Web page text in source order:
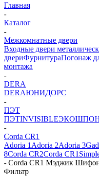
Главная
-
Каталог
-
Межкомнатные двери
Входные двери
двериФурнитураПогонаж
монтажа
-
DERA
DERAЮНИДОРС
-
ПЭТ
ПЭТINVISIBLE
-
Corda CR1
Adoria 1 Adoria 2Adoria 3
8Corda CR2Corda CR1
- Corda CR1 Мэджик
Фильтр